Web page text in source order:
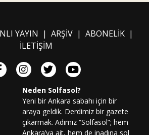
YAYIN | ARŞİV| ABONELİK|
İLETİŞİM
Neden Solfasol?
Yeni bir Ankara sabahı için bir
araya geldik. Derdimiz bir gazete
çıkarmak. Adımız “Solfasol”; hem
Ankara’ya ait, hem de inadına sol